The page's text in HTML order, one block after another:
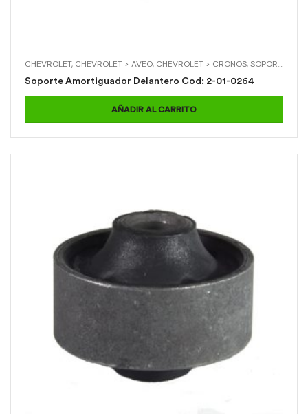
CHEVROLET, CHEVROLET > AVEO, CHEVROLET > CRONOS,SOPORTES DE AMORTIGUADOR
Soporte Amortiguador Delantero Cod: 2-01-0264
AÑADIR AL CARRITO